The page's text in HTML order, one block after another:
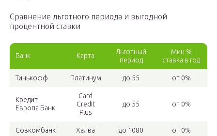
Сравнение льготного периода и выгодной
процентной ставки
Банк Карта
Льготный
период
Мин %
ставка в год
Тинькофф Платинум до 55 от 0%
Кредит
Европа Банк
Card
Credit
Plus
до 55 от 0%
Совкомбанк Халва до 1080 от 0%